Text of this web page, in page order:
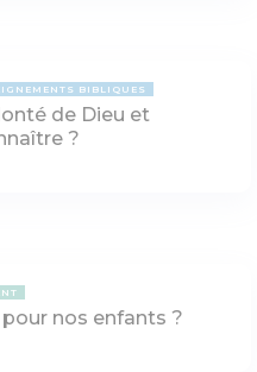
BIBLIQUES
de Dieu et
?
nos enfants ?